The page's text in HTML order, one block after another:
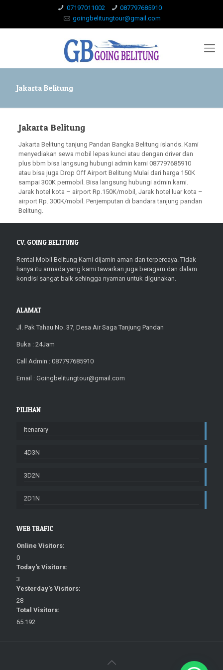
07197011002
087797685910
goingbelitungtour@gmail.com
Jakarta Belitung
Jakarta Belitung
Jakarta Belitung tanjung Pandan Bangka Belitung islands. Kami
menyediakan sewa mobil lepas kunci atau dengan driver dan
plus bbm bisa langsung hubungi admin kami 087797685910
atau bisa juga Drop Off Airport Belitung Mulai dari harga 150K
sampai 300K permobil. Bisa langsung hubungi admin kami.
Jarak hotel kota – airport Rp.150K/mobil, Jarak hotel luar kota –
airport Rp. 300K/mobil. Penjemputan di bandara tanjung pandan
Belitung.
CV. GOING BELITUNG
Rental Mobil Belitung Kami dijamin aman dan terpercaya. Tidak
hanya itu armada yang kami tawarkan juga beragam dan dalam
kondisi sangat baik sehingga nyaman untuk digunakan.
ALAMAT
Jl. Pak Tahau No. 37, Desa Air Saga Tanjung Pandan
Buka : 24Jam
Call Admin : 087797685910
Email : Goingbelitungtour@gmail.com
PILIHAN
Itenarary
4D3N
3D2N
2D1N
WEB TRAFIC
Online Visitors:
0
Today's Visitors:
3
Yesterday's Visitors:
28
Total Visitors:
65.192